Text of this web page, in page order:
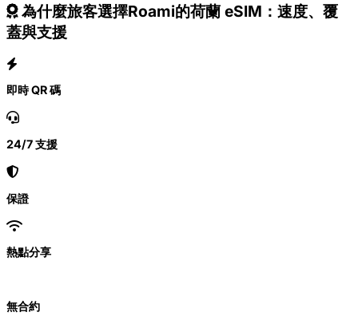
為什麼旅客選擇Roami的荷蘭 eSIM：速度、覆
蓋與支援
即時 QR 碼
24/7 支援
保證
熱點分享
無合約